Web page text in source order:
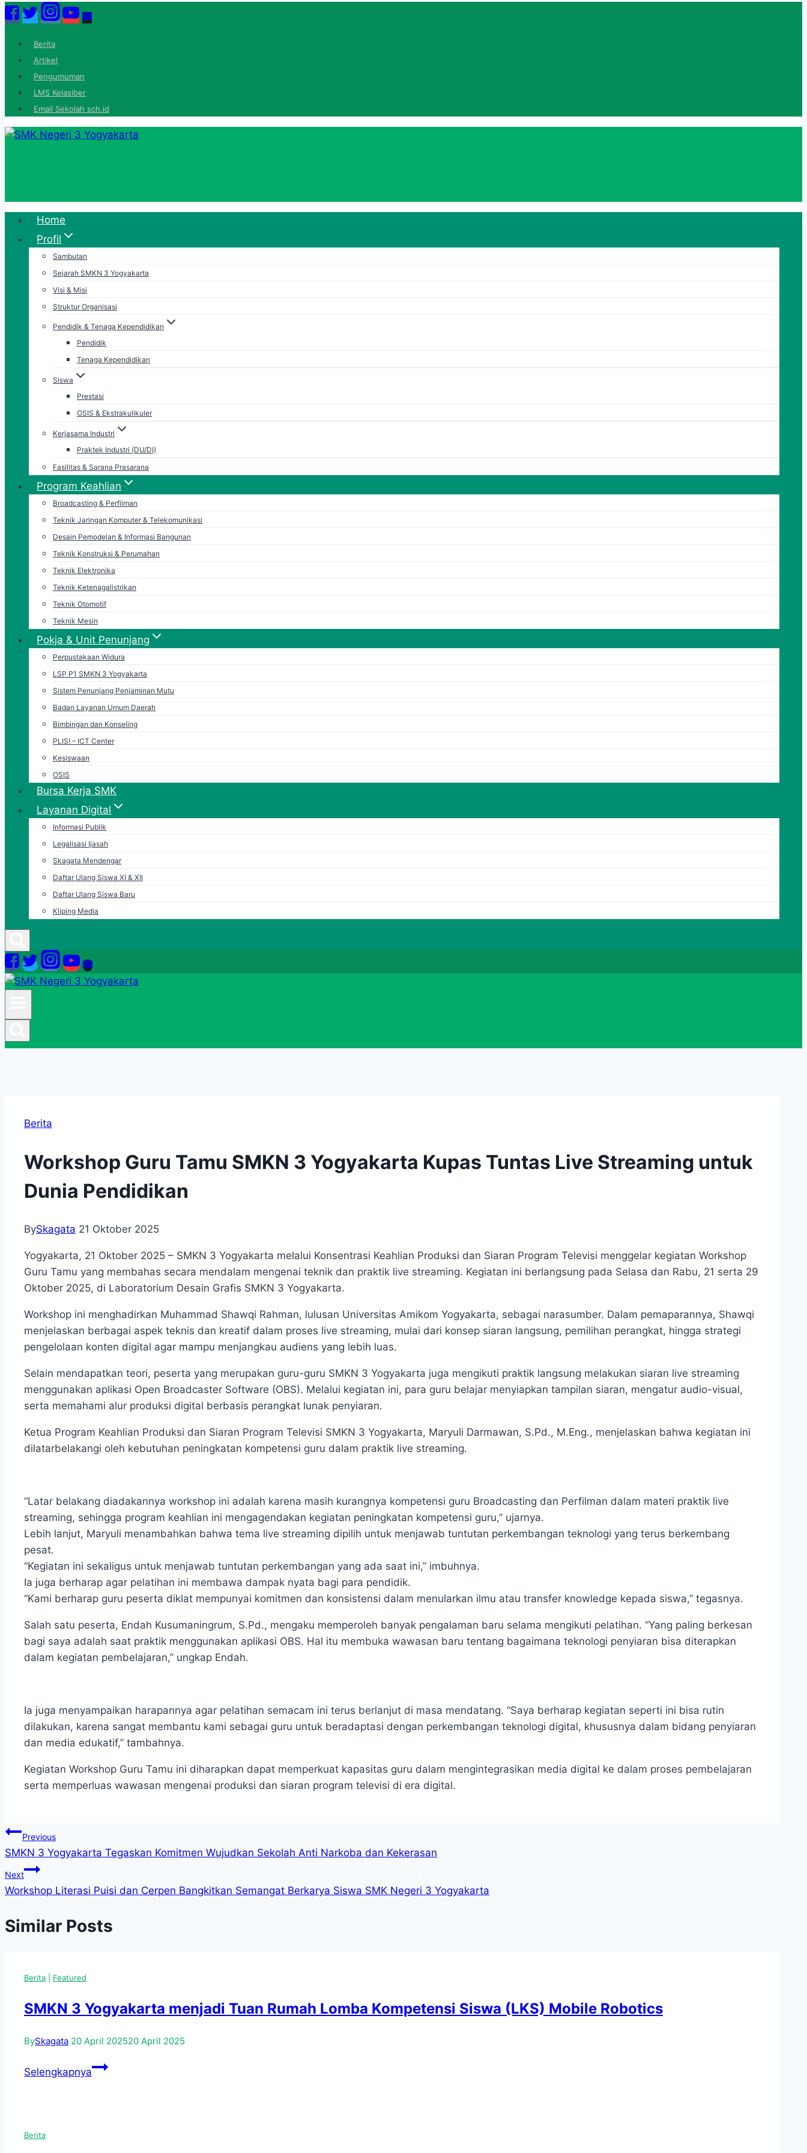
Skip
to
contentBerita
Artikel
Pengumuman
LMS Kelasiber
Email Sekolah sch.id
Home
Profil
Sambutan
Sejarah SMKN 3 Yogyakarta
Visi & Misi
Struktur Organisasi
Pendidik & Tenaga Kependidikan
Pendidik
Tenaga Kependidikan
Siswa
Prestasi
OSIS & Ekstrakulikuler
Kerjasama Industri
Praktek Industri (DU/DI)
Fasilitas & Sarana Prasarana
Program Keahlian
Broadcasting & Perfilman
Teknik Jaringan Komputer & Telekomunikasi
Desain Pemodelan & Informasi Bangunan
Teknik Konstruksi & Perumahan
Teknik Elektronika
Teknik Ketenagalistrikan
Teknik Otomotif
Teknik Mesin
Pokja & Unit Penunjang
Perpustakaan Widura
LSP P1 SMKN 3 Yogyakarta
Sistem Penunjang Penjaminan Mutu
Badan Layanan Umum Daerah
Bimbingan dan Konseling
PLIS! – ICT Center
Kesiswaan
OSIS
Bursa Kerja SMK
Layanan Digital
Informasi Publik
Legalisasi Ijasah
Skagata Mendengar
Daftar Ulang Siswa XI & XII
Daftar Ulang Siswa Baru
Kliping Media
Berita
Workshop Guru Tamu SMKN 3 Yogyakarta Kupas Tuntas Live Streaming untuk
Dunia Pendidikan
BySkagata 21 Oktober 2025
Yogyakarta, 21 Oktober 2025 – SMKN 3 Yogyakarta melalui Konsentrasi Keahlian Produksi dan Siaran Program Televisi menggelar kegiatan Workshop
Guru Tamu yang membahas secara mendalam mengenai teknik dan praktik live streaming. Kegiatan ini berlangsung pada Selasa dan Rabu, 21 serta 29
Oktober 2025, di Laboratorium Desain Grafis SMKN 3 Yogyakarta.
Workshop ini menghadirkan Muhammad Shawqi Rahman, lulusan Universitas Amikom Yogyakarta, sebagai narasumber. Dalam pemaparannya, Shawqi
menjelaskan berbagai aspek teknis dan kreatif dalam proses live streaming, mulai dari konsep siaran langsung, pemilihan perangkat, hingga strategi
pengelolaan konten digital agar mampu menjangkau audiens yang lebih luas.
Selain mendapatkan teori, peserta yang merupakan guru-guru SMKN 3 Yogyakarta juga mengikuti praktik langsung melakukan siaran live streaming
menggunakan aplikasi Open Broadcaster Software (OBS). Melalui kegiatan ini, para guru belajar menyiapkan tampilan siaran, mengatur audio-visual,
serta memahami alur produksi digital berbasis perangkat lunak penyiaran.
Ketua Program Keahlian Produksi dan Siaran Program Televisi SMKN 3 Yogyakarta, Maryuli Darmawan, S.Pd., M.Eng., menjelaskan bahwa kegiatan ini
dilatarbelakangi oleh kebutuhan peningkatan kompetensi guru dalam praktik live streaming.
“Latar belakang diadakannya workshop ini adalah karena masih kurangnya kompetensi guru Broadcasting dan Perfilman dalam materi praktik live
streaming, sehingga program keahlian ini mengagendakan kegiatan peningkatan kompetensi guru,” ujarnya.
Lebih lanjut, Maryuli menambahkan bahwa tema live streaming dipilih untuk menjawab tuntutan perkembangan teknologi yang terus berkembang
pesat.
“Kegiatan ini sekaligus untuk menjawab tuntutan perkembangan yang ada saat ini,” imbuhnya.
Ia juga berharap agar pelatihan ini membawa dampak nyata bagi para pendidik.
“Kami berharap guru peserta diklat mempunyai komitmen dan konsistensi dalam menularkan ilmu atau transfer knowledge kepada siswa,” tegasnya.
Salah satu peserta, Endah Kusumaningrum, S.Pd., mengaku memperoleh banyak pengalaman baru selama mengikuti pelatihan. “Yang paling berkesan
bagi saya adalah saat praktik menggunakan aplikasi OBS. Hal itu membuka wawasan baru tentang bagaimana teknologi penyiaran bisa diterapkan
dalam kegiatan pembelajaran,” ungkap Endah.
Ia juga menyampaikan harapannya agar pelatihan semacam ini terus berlanjut di masa mendatang. “Saya berharap kegiatan seperti ini bisa rutin
dilakukan, karena sangat membantu kami sebagai guru untuk beradaptasi dengan perkembangan teknologi digital, khususnya dalam bidang penyiaran
dan media edukatif,” tambahnya.
Kegiatan Workshop Guru Tamu ini diharapkan dapat memperkuat kapasitas guru dalam mengintegrasikan media digital ke dalam proses pembelajaran
serta memperluas wawasan mengenai produksi dan siaran program televisi di era digital.
Navigasi
pos
Previous
SMKN 3 Yogyakarta Tegaskan Komitmen Wujudkan Sekolah Anti Narkoba dan Kekerasan
Next
Workshop Literasi Puisi dan Cerpen Bangkitkan Semangat Berkarya Siswa SMK Negeri 3 Yogyakarta
Similar Posts
Berita Featured
SMKN 3 Yogyakarta menjadi Tuan Rumah Lomba Kompetensi Siswa (LKS) Mobile Robotics
BySkagata 20 April 202520 April 2025
SelengkapnyaSMKN
Berita